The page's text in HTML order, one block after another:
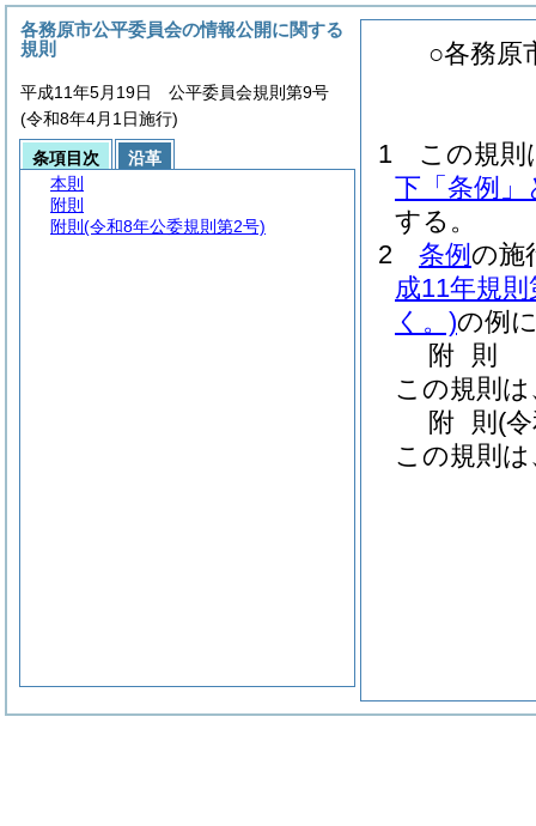
○各務原
1 この規則
下「条例」
する。
2 条例 の施
成11年規
く。)の例
附 則
この規則
附 則 (
この規則
各務原市公平委員会の情報公開に関する
規則
平成11年5月19日 公平委員会規則第9号
(令和8年4月1日施行)
条項目次
沿革
本則
附則
附則 (令和8年公委規則第2号)